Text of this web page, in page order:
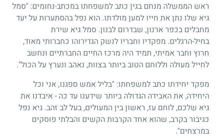
ראש הממשלה מנחם בגין כתב למשפחתו במכתב-נחומים: "סמל
גיא שלו נתן את חייו למען מולדתו. הוא נפל בהסתערות על יעד
מחבלים בכפר ארנון, שבדרום לבנון. סמל גיא שירת
בחיל-הרגלים. מפקדיו וחבריו לנשק הגדירוהו כחברותי מאוד,
חרוץ וחבר אמיתי, תמיד היה מרכז החיים החברתיים ונחשב
לחייל מעולה וללוחם הטוב ביותר בצוות, נאהב ונערץ על הכול".
מפקד יחידתו כתב למשפחתו: "בליל אמש ספגנו, אני וכל
היחידה, את האבידה הגדולה ביותר שידענו עד כה -איבדנו את
גיא שלכם, לוחם עז, ראשון בין המעולים, בעל לב זהב. גיא נפל
כגיבור בקרב, שהוא אחד הקרבות הקשים והבלתי פוסקים
במרצחים".